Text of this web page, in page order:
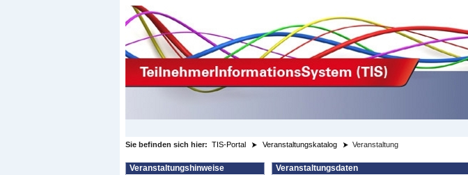
Sie befinden sich hier: TIS-Portal Veranstaltungskatalog Veranstaltung
Veranstaltungshinweise Veranstaltungsdaten